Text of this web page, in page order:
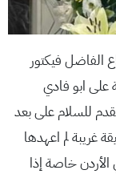
الفاضل فيكتور
على ابو فادي
للسلام على بعد
غريبة لم اعهدها
الأردن خاصة إذا